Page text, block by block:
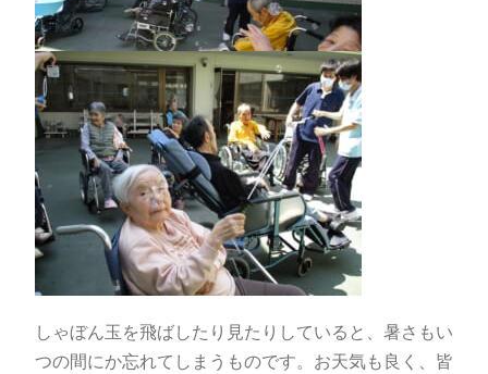
しゃぼん玉を飛ばしたり見たりしていると、暑さもい
つの間にか忘れてしまうものです。お天気も良く、皆